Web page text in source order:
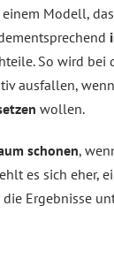
Modell,
So wird bei
ausfallen,
wollen.
schonen,
es sich eher,
Ergebnisse